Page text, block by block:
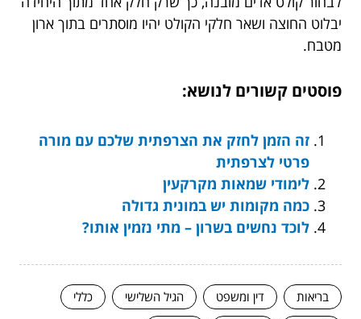
יבלוט החוצה ושאר חלקי הקולט יהיו מוסתרים בתוך ארון
מטבח.
פוסטים קשורים לנושא:
זה הזמן לחזק את הצרפתית שלכם עם מורה
פרטי לצרפתית
לימודי שמאות מקרקעין
כמה מקומות יש במונית גדולה
לוכד נחשים בשרון – מתי נזמין אותו?
בריאות דין ומשפט הגיל השלישי
כללי